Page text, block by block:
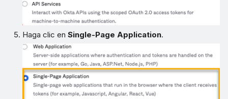
Haga clic enSingle-Page Application.